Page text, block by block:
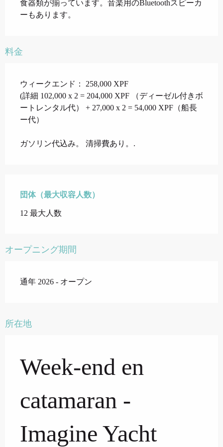
食器類が揃っています。音楽用のBluetoothスピーカ
ーもあります。
料金
ウィークエンド： 258,000 XPF
(詳細 102,000 x 2 = 204,000 XPF （ディーゼル付きボ
ートレンタル代） + 27,000 x 2 = 54,000 XPF（船長
ー代）
ガソリン代込み。 清掃費あり。.
団体（最大収容人数）
団体（最大収容人数）
12 最大人数
オープニング期間
通年 2026 - オープン
所在地
Week-end en
catamaran -
Imagine Yacht